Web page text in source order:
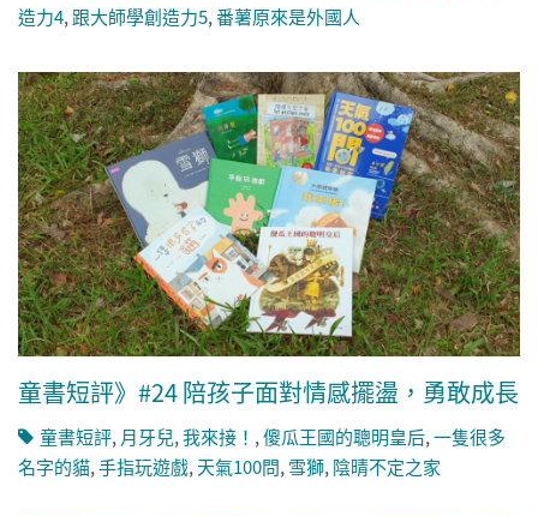
造力4, 跟大師學創造力5,番薯原來是外國人
童書短評》#24 陪孩子面對情感擺盪，勇敢成長
童書短評, 月牙兒,我來接！ ,傻瓜王國的聰明皇后,一隻很多
名字的貓,手指玩遊戲, 天氣100問, 雪獅, 陰晴不定之家